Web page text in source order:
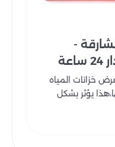
-
خزانات المياه
يؤثر بشكل